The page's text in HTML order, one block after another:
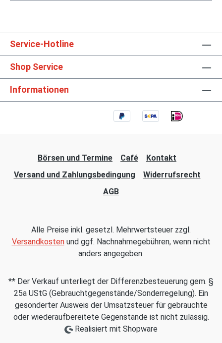
Service-Hotline
Shop Service
Informationen
Börsen und Termine Café
Kontakt
Versand und Zahlungsbedingung
Widerrufsrecht
AGB
Alle Preise inkl. gesetzl. Mehrwertsteuer zzgl.
Versandkostenund ggf. Nachnahmegebühren, wenn nicht
anders angegeben.
** Der Verkauf unterliegt der Differenzbesteuerung gem. §
25a UStG (Gebrauchtgegenstände/Sonderregelung). Ein
gesonderter Ausweis der Umsatzsteuer für gebrauchte
oder wiederaufbereitete Gegenstände ist nicht zulässig.
Realisiert mit Shopware